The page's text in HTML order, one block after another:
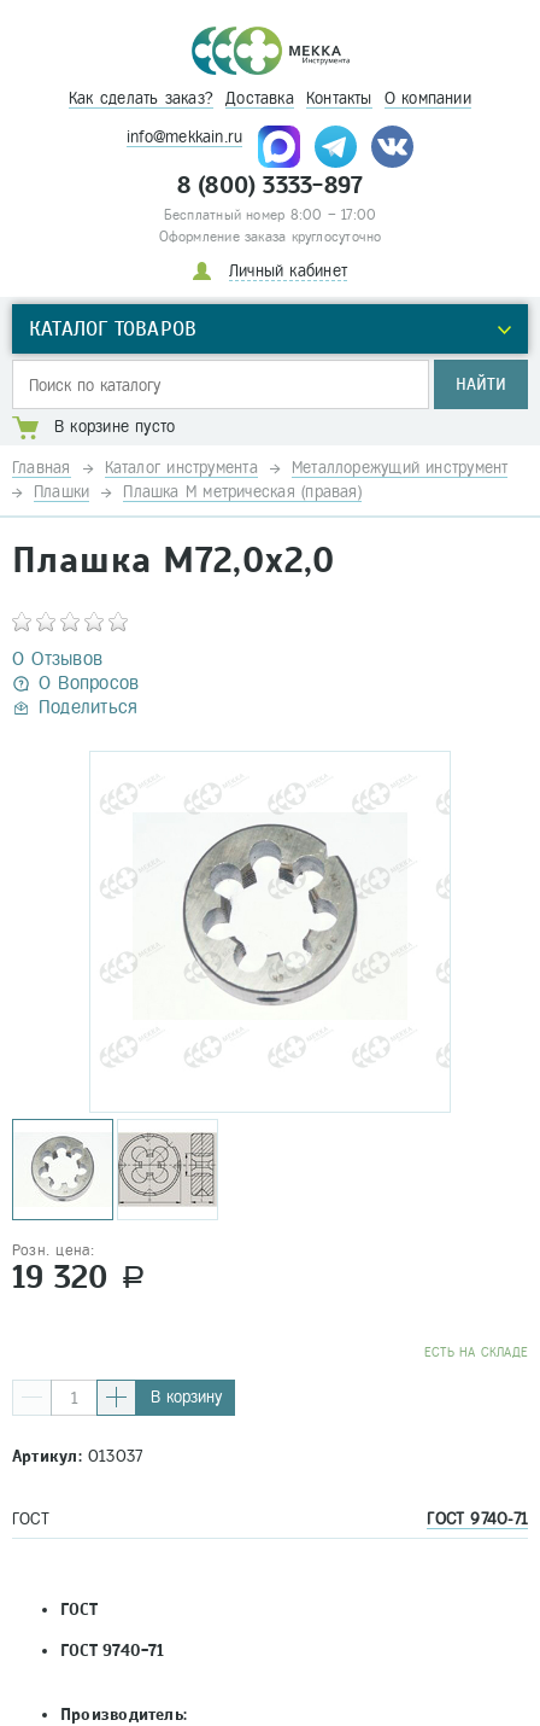
Как сделать заказ? Доставка Контакты О компании
info@mekkain.ru
8 (800) 3333-897
Бесплатный номер 8:00 – 17:00
Оформление заказа круглосуточно
Личный кабинет
КАТАЛОГ ТОВАРОВ
НАЙТИ
В корзине пусто
Главная Каталог инструмента
Металлорежущий инструмент
Плашки
Плашка М метрическая (правая)
Плашка М72,0х2,0
0 Отзывов
0 Вопросов
Поделиться
Розн. цена:
19 320 a
EСТЬ НА СКЛАДЕ
В корзину
Артикул:013037
ГОСТ ГОСТ 9740-71
ГОСТ
ГОСТ 9740-71
Производитель: